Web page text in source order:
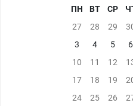
ПН ВТ СР
27
28 29
3
4 5 6
10
11 12
17
18 19
24
25 26